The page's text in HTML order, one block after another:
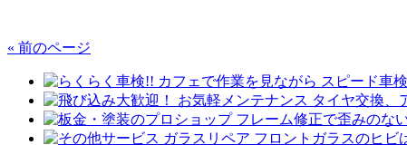
« 前のページ